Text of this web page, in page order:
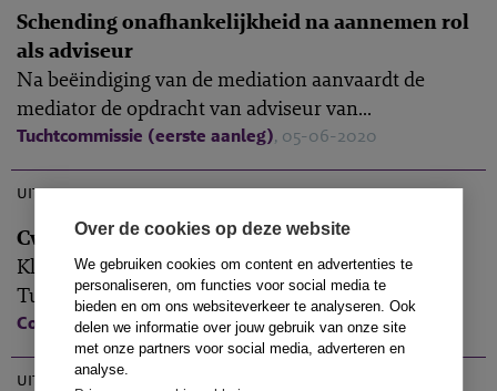
Over de cookies op deze website
We gebruiken cookies om content en advertenties te
personaliseren, om functies voor social media te
bieden en om ons websiteverkeer te analyseren. Ook
delen we informatie over jouw gebruik van onze site
met onze partners voor social media, adverteren en
analyse.
Schending onafhankelijkheid na aannemen rol
als adviseur
Na beëindiging van de mediation aanvaardt de
mediator de opdracht van adviseur van...
Tuchtcommissie (eerste aanleg), 05-06-2020
uitspraak
CvB verwerpt beroep
Klager is in beroep gegaan tegen uitspraak van de
Tuchtcommissie (M-2019-3). Het College van...
College van Beroep (tweede aanleg) , 28-01-2020
uitspraak
B-2018-1